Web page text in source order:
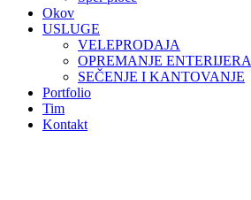
Okov
USLUGE
VELEPRODAJA
OPREMANJE ENTERIJERA
SEČENJE I KANTOVANJE
Portfolio
Tim
Kontakt